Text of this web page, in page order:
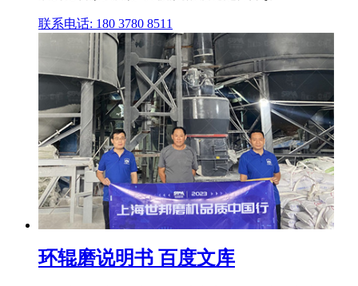
联系电话: 180 3780 8511
环辊磨说明书 百度文库